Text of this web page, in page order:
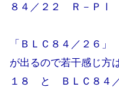
８４／２２ Ｒ－ＰⅠ
「ＢＬＣ８４／２６
が出るので若干感じ方
１８ と ＢＬＣ８４